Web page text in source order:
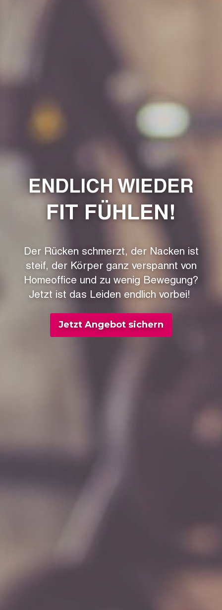
ENDLICH WIEDER
FIT FÜHLEN!
Der Rücken schmerzt, der Nacken ist
steif, der Körper ganz verspannt von
Homeoffice und zu wenig Bewegung?
Jetzt ist das Leiden endlich vorbei!
Jetzt Angebot sichern